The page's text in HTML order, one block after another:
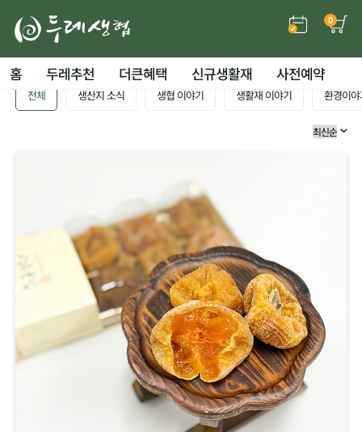
0
홈 두레추천 더큰혜택 신규생활재 사전예약
전체 생산지 소식 생협 이야기 생활재 이야기 환경이